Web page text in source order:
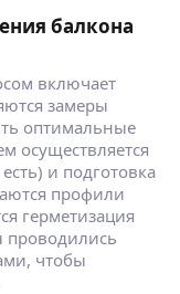
балкона
включает
замеры
оптимальные
осуществляется
и подготовка
профили
герметизация
проводились
чтобы